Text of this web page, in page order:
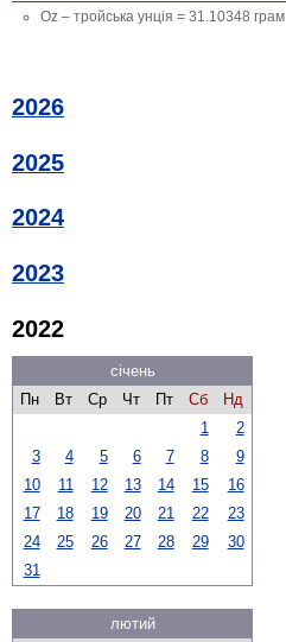
Oz – тройська унція = 31.10348 грам
2026
2025
2024
2023
2022
січень
Пн
Вт Ср Чт Пт Сб
Нд
1
2
3
4 5 6 7 8
9
10
11 12 13 14 15
16
17
18 19 20 21 22
23
24
25 26 27 28 29
30
31
лютий